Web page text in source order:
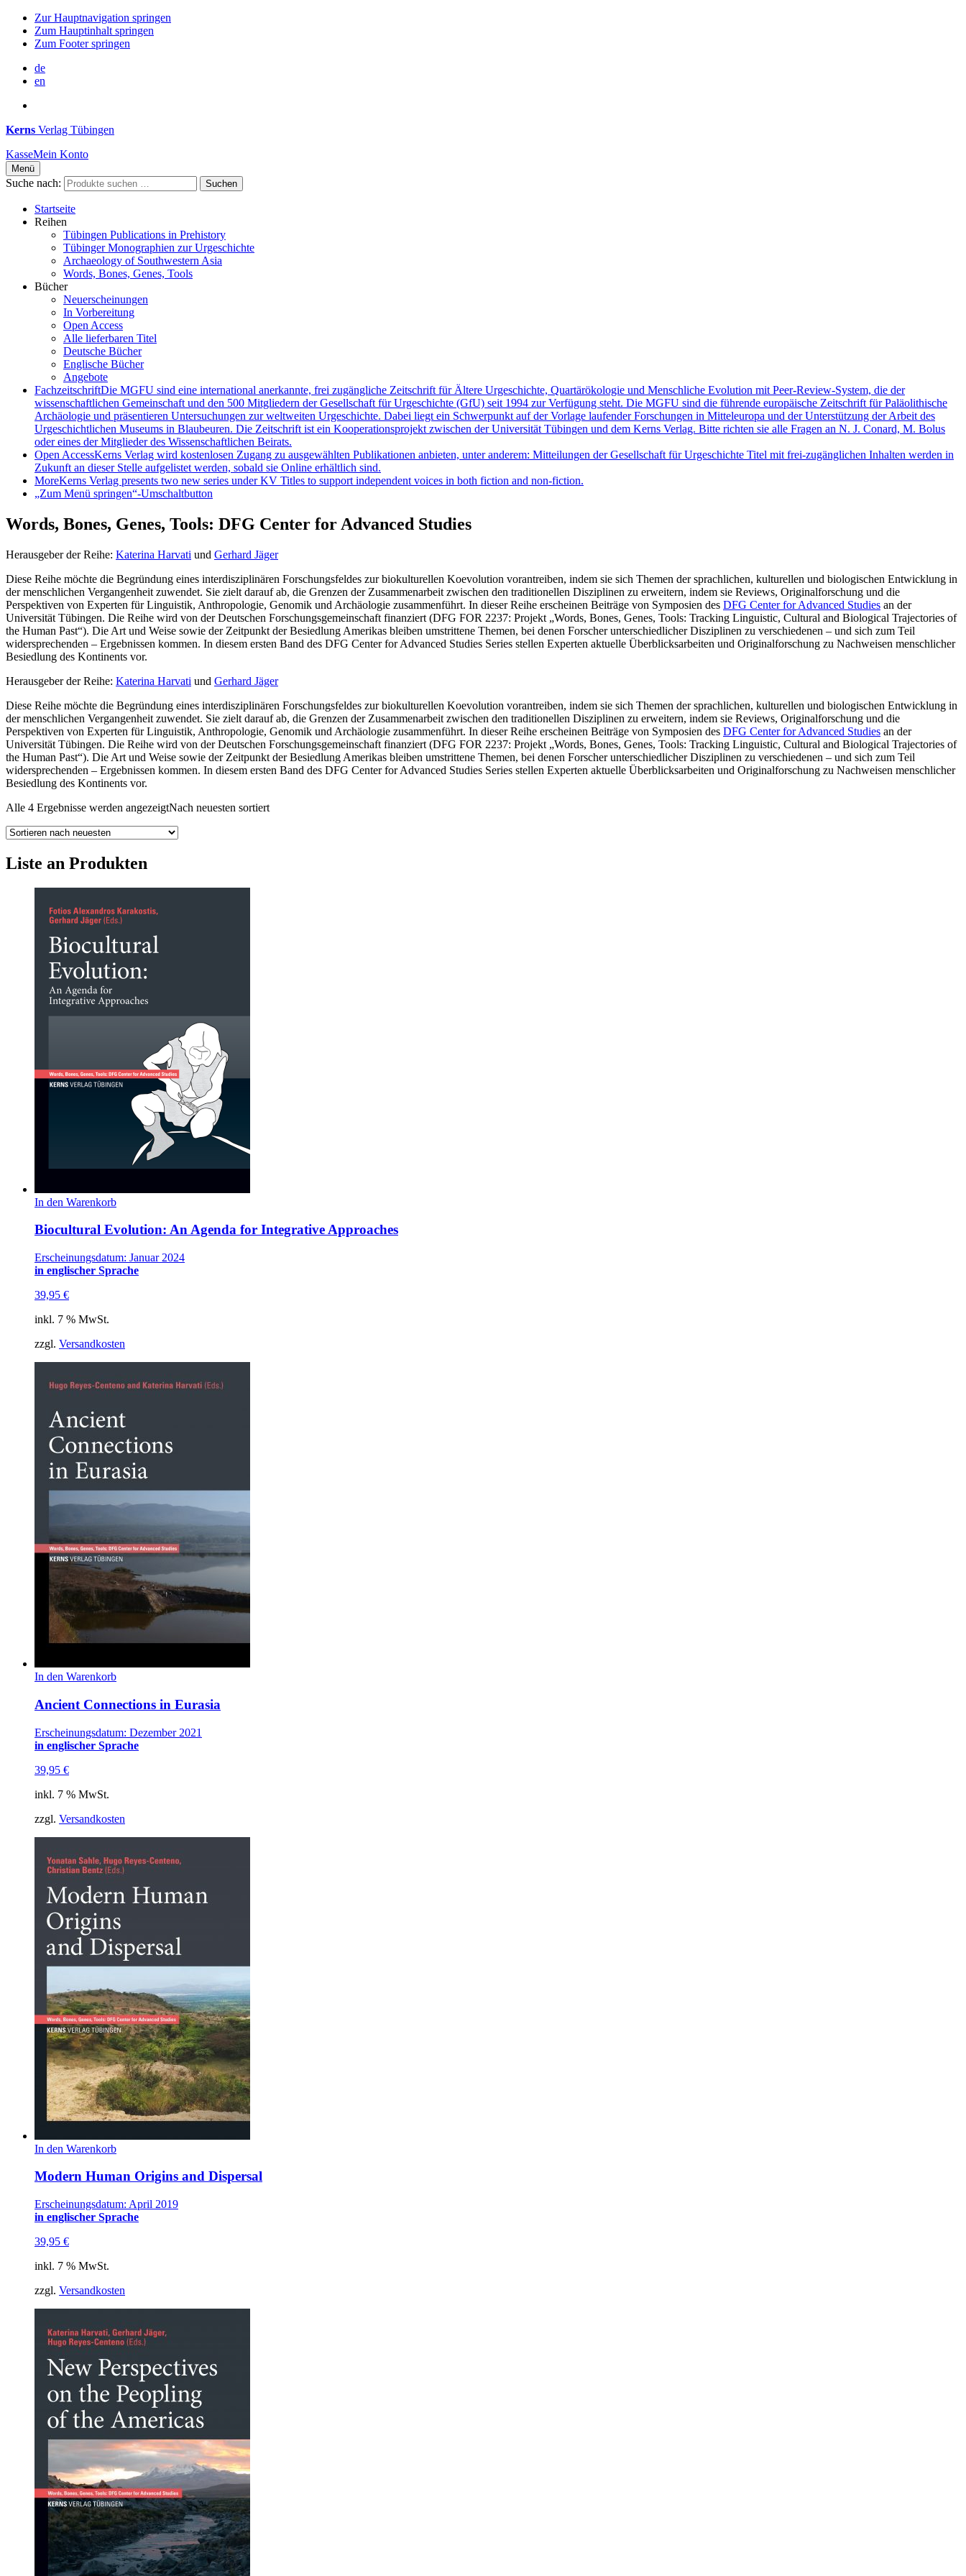
Zur Hauptnavigation springen
Zum Hauptinhalt springen
Zum Footer springen
de
en
Kerns Verlag Tübingen
KasseMein Konto
Menü
Suche nach: Suchen
Startseite
Reihen
Tübingen Publications in Prehistory
Tübinger Monographien zur Urgeschichte
Archaeology of Southwestern Asia
Words, Bones, Genes, Tools
Bücher
Neuerscheinungen
In Vorbereitung
Open Access
Alle lieferbaren Titel
Deutsche Bücher
Englische Bücher
Angebote
FachzeitschriftDie MGFU sind eine international anerkannte, frei zugängliche Zeitschrift für Ältere Urgeschichte, Quartärökologie und Menschliche Evolution mit Peer-Review-System, die der
wissenschaftlichen Gemeinschaft und den 500 Mitgliedern der Gesellschaft für Urgeschichte (GfU) seit 1994 zur Verfügung steht. Die MGFU sind die führende europäische Zeitschrift für Paläolithische
Archäologie und präsentieren Untersuchungen zur weltweiten Urgeschichte. Dabei liegt ein Schwerpunkt auf der Vorlage laufender Forschungen in Mitteleuropa und der Unterstützung der Arbeit des
Urgeschichtlichen Museums in Blaubeuren. Die Zeitschrift ist ein Kooperationsprojekt zwischen der Universität Tübingen und dem Kerns Verlag. Bitte richten sie alle Fragen an N. J. Conard, M. Bolus
oder eines der Mitglieder des Wissenschaftlichen Beirats.
Open AccessKerns Verlag wird kostenlosen Zugang zu ausgewählten Publikationen anbieten, unter anderem: Mitteilungen der Gesellschaft für Urgeschichte Titel mit frei-zugänglichen Inhalten werden in
Zukunft an dieser Stelle aufgelistet werden, sobald sie Online erhältlich sind.
MoreKerns Verlag presents two new series under KV Titles to support independent voices in both fiction and non-fiction.
„Zum Menü springen“-Umschaltbutton
Words, Bones, Genes, Tools: DFG Center for Advanced Studies
Herausgeber der Reihe: Katerina Harvati und Gerhard Jäger
Diese Reihe möchte die Begründung eines interdisziplinären Forschungsfeldes zur biokulturellen Koevolution vorantreiben, indem sie sich Themen der sprachlichen, kulturellen und biologischen Entwicklung in
der menschlichen Vergangenheit zuwendet. Sie zielt darauf ab, die Grenzen der Zusammenarbeit zwischen den traditionellen Disziplinen zu erweitern, indem sie Reviews, Originalforschung und die
Perspektiven von Experten für Linguistik, Anthropologie, Genomik und Archäologie zusammenführt. In dieser Reihe erscheinen Beiträge von Symposien des DFG Center for Advanced Studies an der
Universität Tübingen. Die Reihe wird von der Deutschen Forschungsgemeinschaft finanziert (DFG FOR 2237: Projekt „Words, Bones, Genes, Tools: Tracking Linguistic, Cultural and Biological Trajectories of
the Human Past“). Die Art und Weise sowie der Zeitpunkt der Besiedlung Amerikas bleiben umstrittene Themen, bei denen Forscher unterschiedlicher Disziplinen zu verschiedenen – und sich zum Teil
widersprechenden – Ergebnissen kommen. In diesem ersten Band des DFG Center for Advanced Studies Series stellen Experten aktuelle Überblicksarbeiten und Originalforschung zu Nachweisen menschlicher
Besiedlung des Kontinents vor.
Herausgeber der Reihe: Katerina Harvati und Gerhard Jäger
Diese Reihe möchte die Begründung eines interdisziplinären Forschungsfeldes zur biokulturellen Koevolution vorantreiben, indem sie sich Themen der sprachlichen, kulturellen und biologischen Entwicklung in
der menschlichen Vergangenheit zuwendet. Sie zielt darauf ab, die Grenzen der Zusammenarbeit zwischen den traditionellen Disziplinen zu erweitern, indem sie Reviews, Originalforschung und die
Perspektiven von Experten für Linguistik, Anthropologie, Genomik und Archäologie zusammenführt. In dieser Reihe erscheinen Beiträge von Symposien des DFG Center for Advanced Studies an der
Universität Tübingen. Die Reihe wird von der Deutschen Forschungsgemeinschaft finanziert (DFG FOR 2237: Projekt „Words, Bones, Genes, Tools: Tracking Linguistic, Cultural and Biological Trajectories of
the Human Past“). Die Art und Weise sowie der Zeitpunkt der Besiedlung Amerikas bleiben umstrittene Themen, bei denen Forscher unterschiedlicher Disziplinen zu verschiedenen – und sich zum Teil
widersprechenden – Ergebnissen kommen. In diesem ersten Band des DFG Center for Advanced Studies Series stellen Experten aktuelle Überblicksarbeiten und Originalforschung zu Nachweisen menschlicher
Besiedlung des Kontinents vor.
Alle 4 Ergebnisse werden angezeigtNach neuesten sortiert
Liste an Produkten
In den Warenkorb
Biocultural Evolution: An Agenda for Integrative Approaches
Erscheinungsdatum: Januar 2024
in englischer Sprache
39,95 €
inkl. 7 % MwSt.
zzgl. Versandkosten
In den Warenkorb
Ancient Connections in Eurasia
Erscheinungsdatum: Dezember 2021
in englischer Sprache
39,95 €
inkl. 7 % MwSt.
zzgl. Versandkosten
In den Warenkorb
Modern Human Origins and Dispersal
Erscheinungsdatum: April 2019
in englischer Sprache
39,95 €
inkl. 7 % MwSt.
zzgl. Versandkosten